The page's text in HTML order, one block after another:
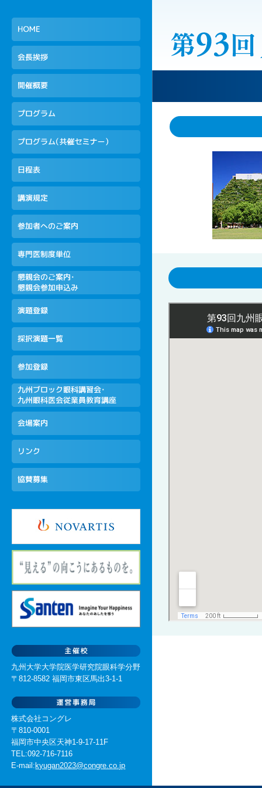
九州大学大学院医学研究院眼科学分野
〒812-8582 福岡市東区馬出3-1-1
株式会社コングレ
〒810-0001
福岡市中央区天神1-9-17-11F
TEL:092-716-7116
E-mail: kyugan2023@congre.co.jp